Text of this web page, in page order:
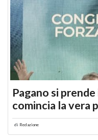
Pagano si
comincia la vera
di Redazione